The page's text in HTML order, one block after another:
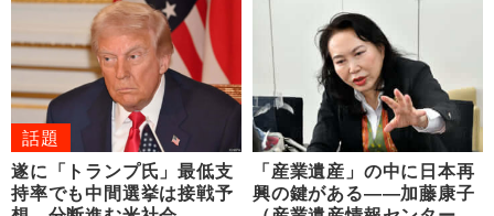
話題
遂に「トランプ氏」最低支
持率でも中間選挙は接戦予
「産業遺産」の中に日本再
興の鍵がある――加藤康子